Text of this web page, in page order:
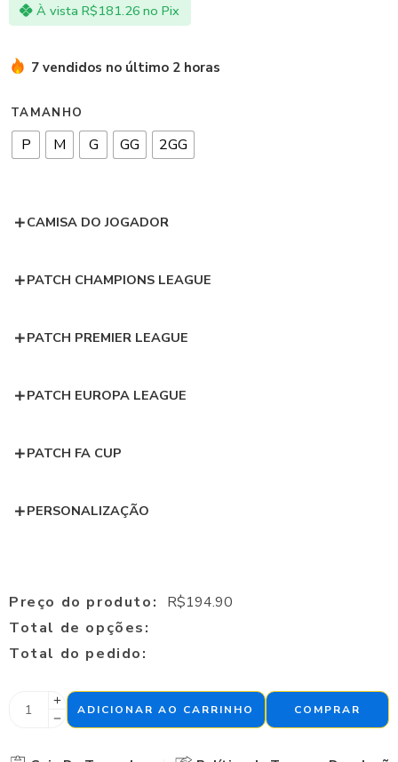
À vista R$181.26 no Pix
7 vendidos no último 2 horas
TAMANHO
P M G GG 2GG
CAMISA DO JOGADOR
PATCH CHAMPIONS LEAGUE
PATCH PREMIER LEAGUE
PATCH EUROPA LEAGUE
PATCH FA CUP
PERSONALIZAÇÃO
Preço do produto: R$194.90
Total de opções:
Total do pedido:
ADICIONAR AO CARRINHO COMPRAR